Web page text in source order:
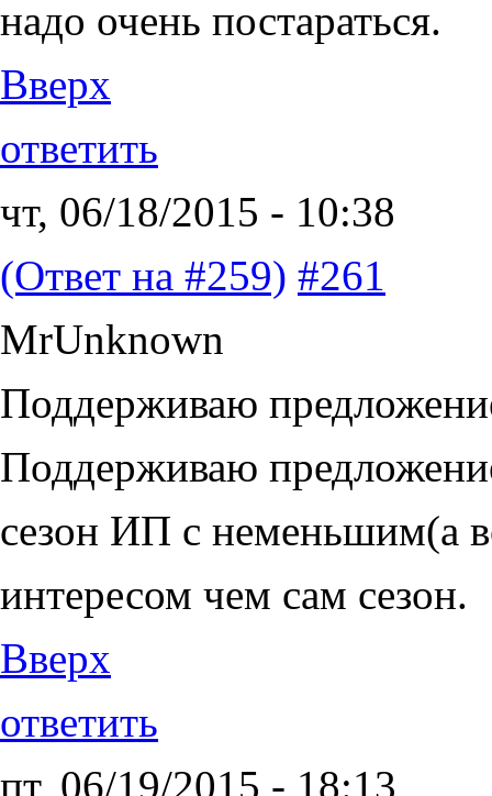
надо очень постараться.
Вверх
ответить
чт, 06/18/2015 - 10:38
(Ответ на #259) #261
MrUnknown
Поддерживаю
Поддерживаю
сезон ИП с неменьшим(а
интересом чем сам сезон.
Вверх
ответить
пт, 06/19/2015 - 18:13